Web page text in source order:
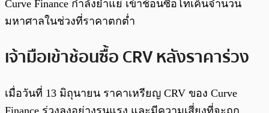
Curve Finance กำลังย่ำแย่ เข้าช้อนซื้อโทเค็นจำนวน
มหาศาลในช่วงที่ราคาตกต่ำ
เจ้ามือเข้าช้อนซื้อ CRV หลังราคาร่วง
เมื่อวันที่ 13 มิถุนายน ราคาเหรียญ CRV ของ Curve
Finance ร่วงลงอย่างรุนแรง และมีความเสี่ยงที่จะถูก